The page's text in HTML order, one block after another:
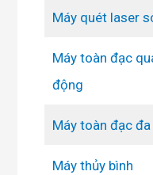
Máy quét laser
Máy toàn đạc
động
Máy toàn đạc đa
Máy thủy bình